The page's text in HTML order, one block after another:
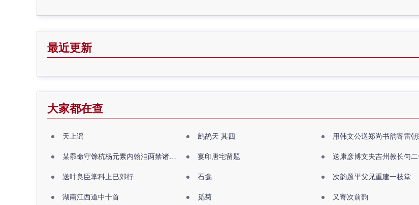
最近更新
大家都在查
天上谣 鹧鸪天 其四 用韩文公送郑尚书韵寄雷朝宗兼属
某忝命守馀杭杨元素内翰洎两禁诸公出祖佛寺 宴印唐宅留题 送康彦博文夫吉州教长句
送叶良臣掌科上巳郊行 石龛 次韵题平父兄重建一枝堂
湖南江西道中十首 觅菊 又寄次前韵